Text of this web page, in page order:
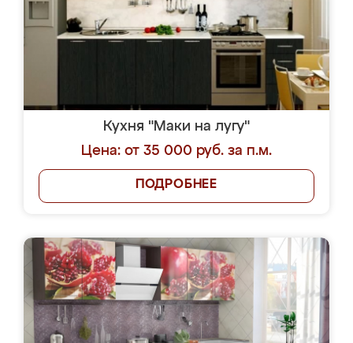
Кухня "Маки на лугу"
Цена: от 35 000 руб. за п.м.
ПОДРОБНЕЕ